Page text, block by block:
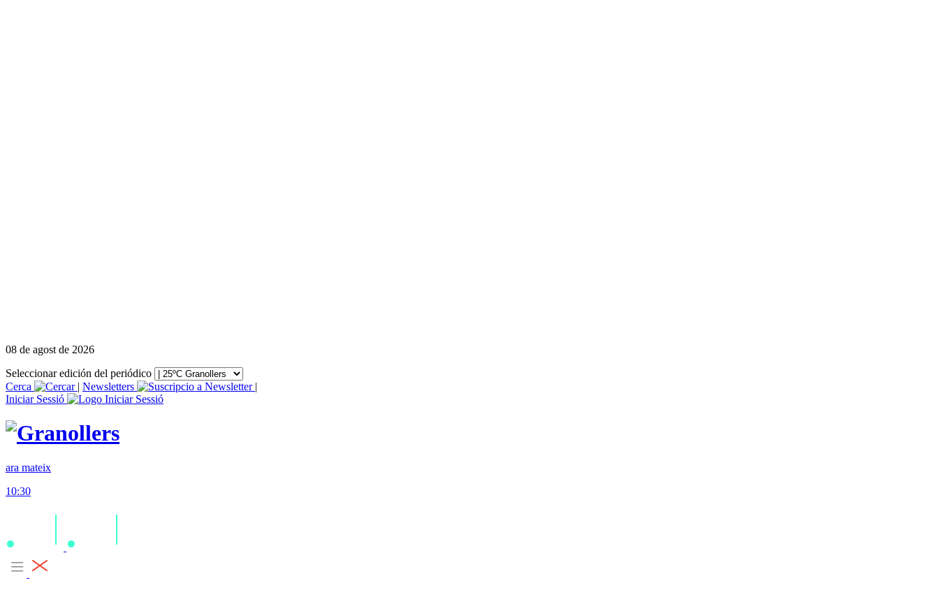
08 de agost de 2026
Seleccionar edición del periódico
Cerca
| Newsletters
|
Iniciar Sessió
ara mateix
10:30